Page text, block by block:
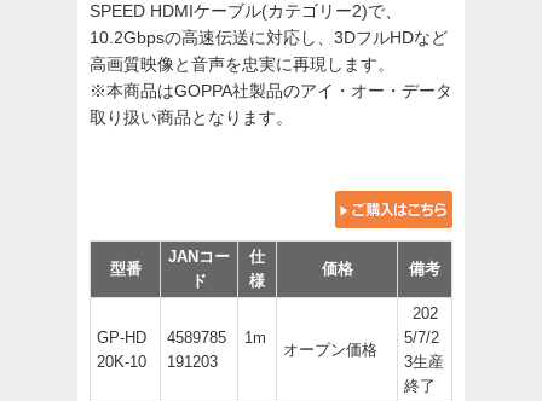
SPEED HDMIケーブル(カテゴリー2)で、
10.2Gbpsの高速伝送に対応し、3DフルHDなど
高画質映像と音声を忠実に再現します。
※本商品はGOPPA社製品のアイ・オー・データ
取り扱い商品となります。
型番
JANコー
ド
仕
様
価格 備考
GP-HD
20K-10
4589785
191203
1m
オープン価格
202
5/7/2
3生産
終了